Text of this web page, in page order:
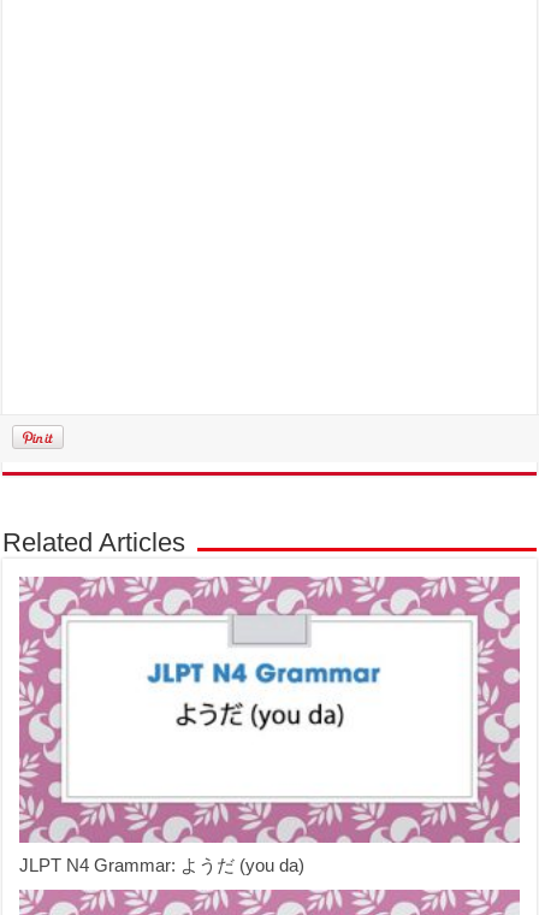
Related Articles
JLPT N4 Grammar: ようだ (you da)